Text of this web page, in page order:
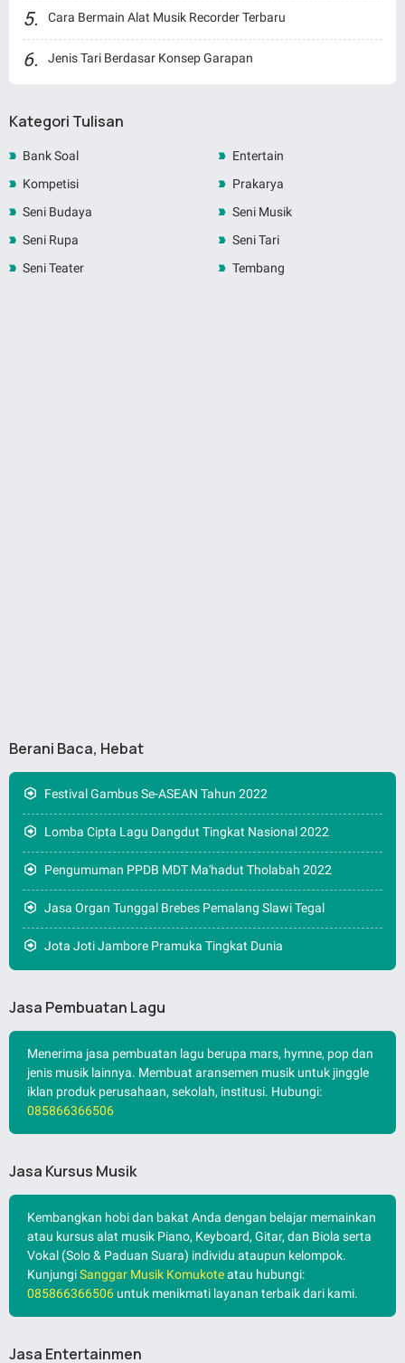
Cara Bermain Alat Musik Recorder Terbaru
Jenis Tari Berdasar Konsep Garapan
Kategori Tulisan
Bank Soal
Entertain
Kompetisi
Prakarya
Seni Budaya
Seni Musik
Seni Rupa
Seni Tari
Seni Teater
Tembang
Berani Baca, Hebat
Festival Gambus Se-ASEAN Tahun 2022
Lomba Cipta Lagu Dangdut Tingkat Nasional 2022
Pengumuman PPDB MDT Ma'hadut Tholabah 2022
Jasa Organ Tunggal Brebes Pemalang Slawi Tegal
Jota Joti Jambore Pramuka Tingkat Dunia
Jasa Pembuatan Lagu
Menerima jasa pembuatan lagu berupa mars, hymne, pop dan
jenis musik lainnya. Membuat aransemen musik untuk jinggle
iklan produk perusahaan, sekolah, institusi. Hubungi:
085866366506
Jasa Kursus Musik
Kembangkan hobi dan bakat Anda dengan belajar memainkan
atau kursus alat musik Piano, Keyboard, Gitar, dan Biola serta
Vokal (Solo & Paduan Suara) individu ataupun kelompok.
KunjungiSanggar Musik Komukoteatau hubungi:
085866366506 untuk menikmati layanan terbaik dari kami.
Jasa Entertainmen